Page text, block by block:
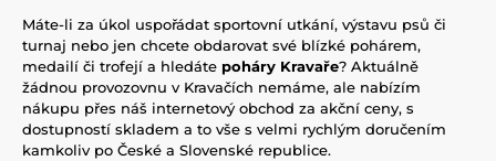
Máte-li za úkol uspořádat sportovní utkání, výstavu psů či
turnaj nebo jen chcete obdarovat své blízké pohárem,
medailí či trofejí a hledáte poháry Kravaře? Aktuálně
žádnou provozovnu v Kravačích nemáme, ale nabízím
nákupu přes náš internetový obchod za akční ceny, s
dostupností skladem a to vše s velmi rychlým doručením
kamkoliv po České a Slovenské republice.